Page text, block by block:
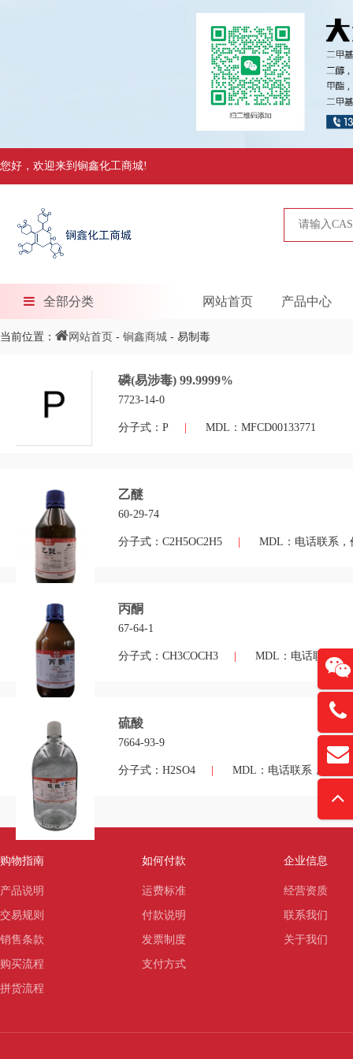
您好，欢迎来到锏鑫化工商城!
全部分类 网站首页 产品中心
当前位置： 网站首页 - 锏鑫商城 - 易制毒
磷(易涉毒) 99.9999%
7723-14-0
分子式：P MDL：MFCD00133771
乙醚
60-29-74
分子式：C2H5OC2H5 MDL：电话联系，
丙酮
67-64-1
分子式：CH3COCH3 MDL：电话联系，
硫酸
7664-93-9
分子式：H2SO4 MDL：电话联系，价格
购物指南
产品说明
交易规则
销售条款
购买流程
拼货流程
如何付款
运费标准
付款说明
发票制度
支付方式
企业信息
经营资质
联系我们
关于我们
扫